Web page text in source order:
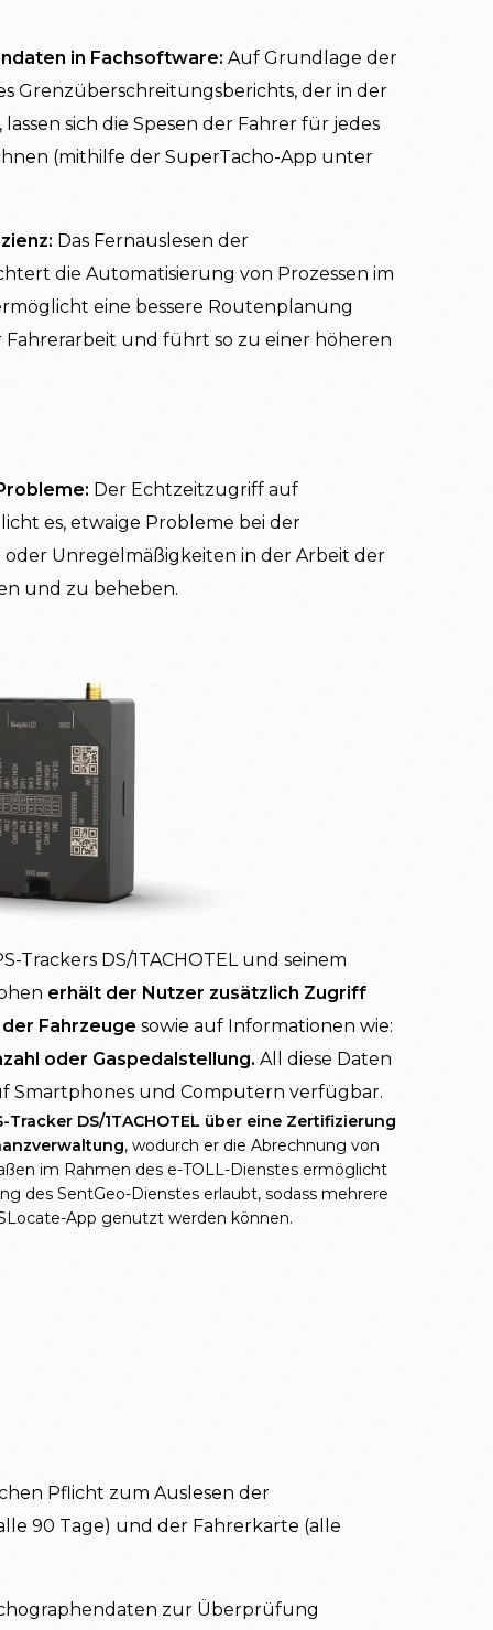
in Fachsoftware: Auf Grundlage der
Grenzüberschreitungsberichts, der in der
sich die Spesen der Fahrer für jedes
(mithilfe der SuperTacho-App unter
Das Fernauslesen der
die Automatisierung von Prozessen im
eine bessere Routenplanung
und führt so zu einer höheren
Der Echtzeitzugriff auf
es, etwaige Probleme bei der
Unregelmäßigkeiten in der Arbeit der
und zu beheben.
Trackers DS/1TACHOTEL und seinem
erhält der Nutzer zusätzlich Zugriff
Fahrzeuge sowie auf Informationen wie:
oder Gaspedalstellung. All diese Daten
Smartphones und Computern verfügbar.
Tracker DS/1TACHOTEL über eine Zertifizierung
, wodurch er die Abrechnung von
im Rahmen des e-TOLL-Dienstes ermöglicht
des SentGeo-Dienstes erlaubt, sodass mehrere
App genutzt werden können.
Pflicht zum Auslesen der
90 Tage) und der Fahrerkarte (alle
zur Überprüfung